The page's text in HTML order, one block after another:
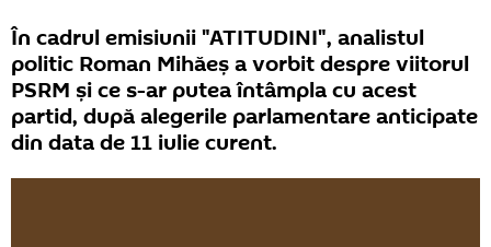
În cadrul emisiunii "ATITUDINI", analistul
politic Roman Mihăeș a vorbit despre viitorul
PSRM și ce s-ar putea întâmpla cu acest
partid, după alegerile parlamentare anticipate
din data de 11 iulie curent.